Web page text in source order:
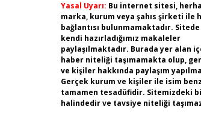
Yasal Uyarı: Bu internet sitesi,
marka, kurum veya şahıs şirketi ile
bağlantısı bulunmamaktadır. Sitede
kendi hazırladığımız makaleler
paylaşılmaktadır. Burada yer alan
haber niteliği taşımamakta olup,
ve kişiler hakkında paylaşım
Gerçek kurum ve kişiler ile isim
tamamen tesadüfidir. Sitemizdeki
halindedir ve tavsiye niteliği